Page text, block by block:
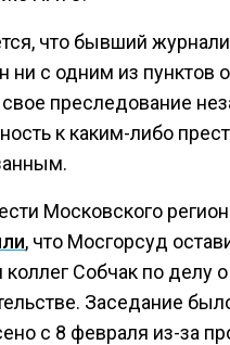
что бывший
ни с одним из пунктов
свое преследование
к каким-либо
Московского
, что Мосгорсуд
коллег Собчак по делу о
Заседание
с 8 февраля из-за